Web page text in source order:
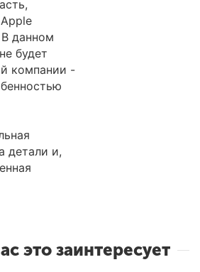
данном
будет
компании -
детали и,
это заинтересует